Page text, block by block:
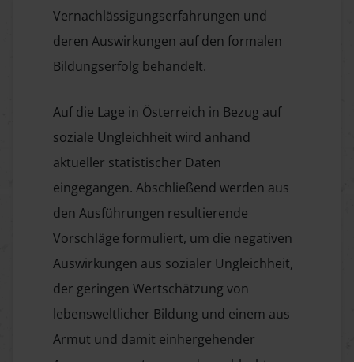
Vernachlässigungserfahrungen und
deren Auswirkungen auf den formalen
Bildungserfolg behandelt.
Auf die Lage in Österreich in Bezug auf
soziale Ungleichheit wird anhand
aktueller statistischer Daten
eingegangen. Abschließend werden aus
den Ausführungen resultierende
Vorschläge formuliert, um die negativen
Auswirkungen aus sozialer Ungleichheit,
der geringen Wertschätzung von
lebensweltlicher Bildung und einem aus
Armut und damit einhergehender